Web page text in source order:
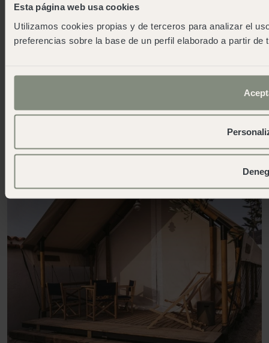
Esta página web usa cookies
Utilizamos cookies propias y de terceros para analizar el
preferencias sobre la base de un perfil elaborado a partir
Jetzt buchen
Unterkünfte mit Stil
Wenn ihr ohne Kinder verreist, einen Ausflug mit